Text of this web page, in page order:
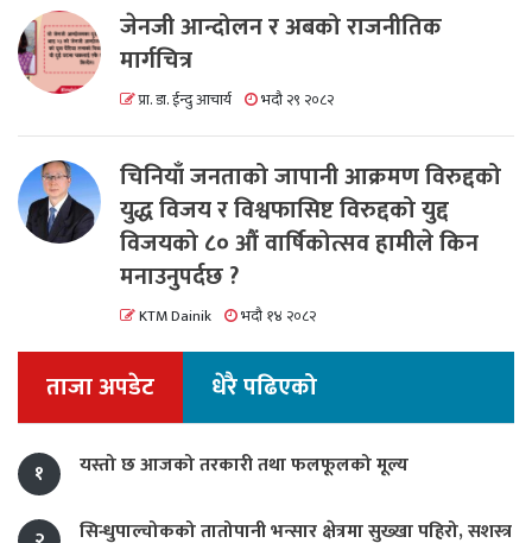
जेनजी आन्दोलन र अबको राजनीतिक
मार्गचित्र
प्रा. डा. ईन्दु आचार्य भदौ २९ २०८२
चिनियाँ जनताको जापानी आक्रमण विरुद्दको
युद्ध विजय र विश्वफासिष्ट विरुद्दको युद्द
विजयको ८० औं वार्षिकोत्सव हामीले किन
मनाउनुपर्दछ ?
KTM Dainik भदौ १४ २०८२
ताजा अपडेट धेरै पढिएको
१ यस्तो छ आजको तरकारी तथा फलफूलको मूल्य
सिन्धुपाल्चोकको तातोपानी भन्सार क्षेत्रमा सुख्खा पहिरो, सशस्त्र